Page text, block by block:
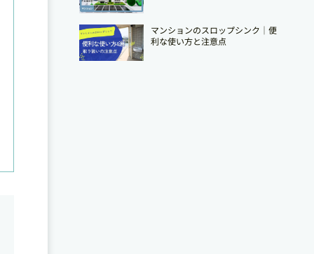
マンションのスロップシンク│便
利な使い方と注意点